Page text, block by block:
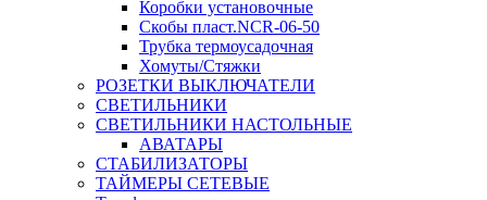
Коробки установочные
Скобы пласт.NCR-06-50
Трубка термоусадочная
Хомуты/Стяжки
РОЗЕТКИ ВЫКЛЮЧАТЕЛИ
СВЕТИЛЬНИКИ
СВЕТИЛЬНИКИ НАСТОЛЬНЫЕ
АВАТАРЫ
СТАБИЛИЗАТОРЫ
ТАЙМЕРЫ СЕТЕВЫЕ